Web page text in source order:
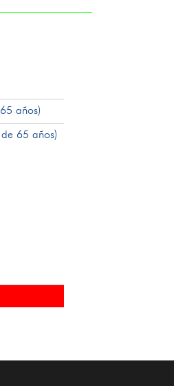
años)
65 años)